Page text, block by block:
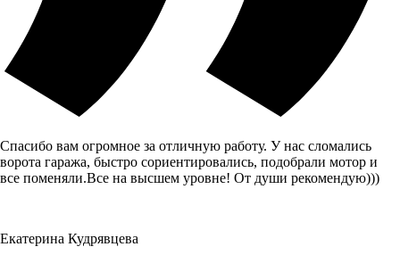
Спасибо вам огромное за отличную работу. У нас сломались
ворота гаража, быстро сориентировались, подобрали мотор и
все поменяли.Все на высшем уровне! От души рекомендую)))
Екатерина Кудрявцева